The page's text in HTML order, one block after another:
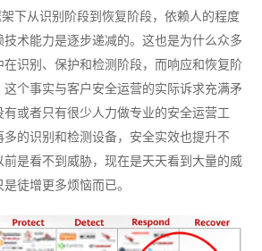
下从识别阶段到恢复阶段，依赖人的程度
术能力是逐步递减的。这也是为什么众多
识别、保护和检测阶段，而响应和恢复阶
个事实与客户安全运营的实际诉求充满矛
或者只有很少人力做专业的安全运营工
的识别和检测设备，安全实效也提升不
是看不到威胁，现在是天天看到大量的威
徒增更多烦恼而已。